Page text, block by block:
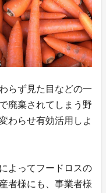
らず見た目などの一
廃棄されてしまう野
わらせ有効活用しよ
よってフードロスの
者様にも、事業者様